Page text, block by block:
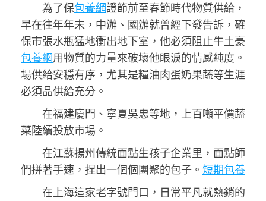
為了保包養網證節前至春節時代物質供給，
早在往年年末，中辦、國辦就曾經下發告訴，確
保市張水瓶猛地衝出地下室，他必須阻止牛土豪
包養網用物質的力量來破壞他眼淚的情感純度。
場供給安穩有序，尤其是糧油肉蛋奶果蔬等生涯
必須品供給充分。
在福建廈門、寧夏吳忠等地，上百噸平價蔬
菜陸續投放市場。
在江蘇揚州傳統面點生孩子企業里，面點師
們拼著手速，捏出一個個團聚的包子。 短期包養
在上海這家老字號門口，日常平凡就熱銷的